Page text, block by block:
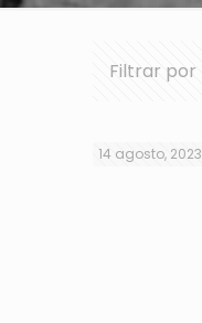
Filtrar por
14 agosto, 2023